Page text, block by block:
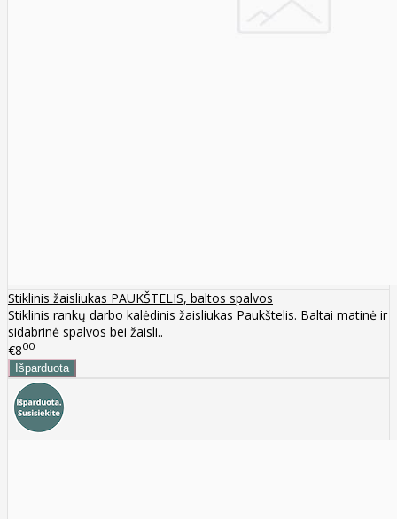
Stiklinis žaisliukas PAUKŠTELIS, baltos spalvos
Stiklinis rankų darbo kalėdinis žaisliukas Paukštelis. Baltai matinė ir
sidabrinė spalvos bei žaisli..
€800